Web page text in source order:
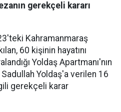
gerekçeli kararı
Kahramanmaraş
60 kişinin hayatını
Yoldaş Apartmanı'nın
Yoldaş'a verilen 16
gerekçeli karar